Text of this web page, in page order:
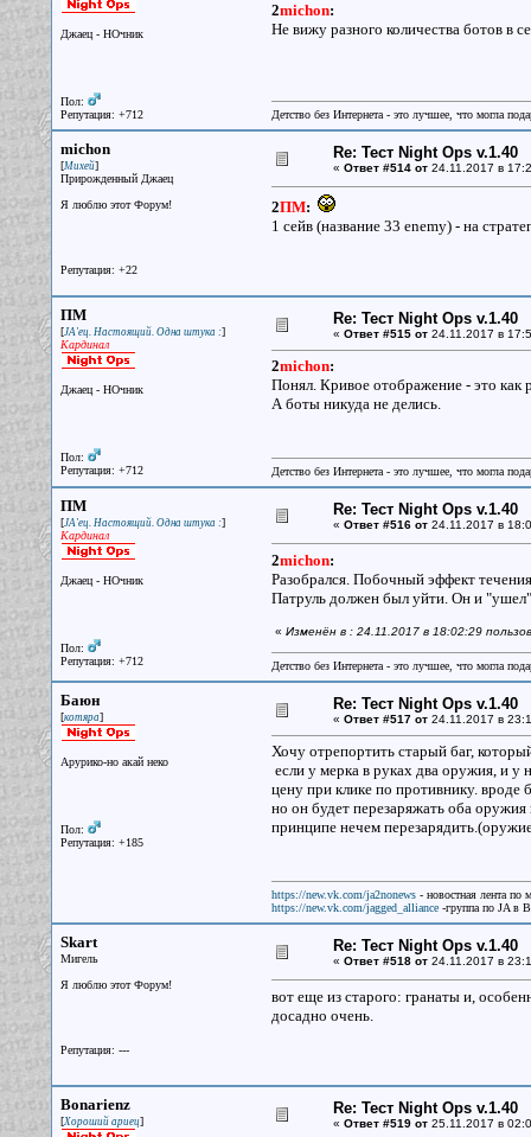
Джаец - НОчник
Пол:
Репутация: +712
2michon:
Не вижу разного количества ботов в
Детство без Интернета - это лучшее, что могла
michon
[Михей]
Прирожденный Джаец
Я люблю этот Форум!
Репутация: +22
Re: Тест Night Ops v.1.40
« Ответ #514 от24.11.2017 в
2ПМ:
1 сейв (название 33 enemy) - на
ПМ
[JA'ец. Настоящий. Одна штука :]
Кардинал
Джаец - НОчник
Пол:
Репутация: +712
Re: Тест Night Ops v.1.40
« Ответ #515 от24.11.2017 в
2michon:
Понял. Кривое отображение - это как
А боты никуда не делись.
Детство без Интернета - это лучшее, что могла
ПМ
[JA'ец. Настоящий. Одна штука :]
Кардинал
Джаец - НОчник
Пол:
Репутация: +712
Re: Тест Night Ops v.1.40
« Ответ #516 от24.11.2017 в
2michon:
Разобрался. Побочный эффект
Патруль должен был уйти. Он и "ушел"
« Изменён в : 24.11.2017 в 18:02:29
Детство без Интернета - это лучшее, что могла
Баюн
[котяра]
Арурико-но акай неко
Пол:
Репутация: +185
Re: Тест Night Ops v.1.40
« Ответ #517 от24.11.2017 в
Хочу отрепортить старый баг,
если у мерка в руках два оружия, и у
цену при клике по противнику. вроде
но он будет перезаряжать оба
принципе нечем
https://new.vk.com/ja2nonews- новостная лента по
https://new.vk.com/jagged_alliance-группа по JA в
Skart
Мигель
Я люблю этот Форум!
Репутация: ---
Re: Тест Night Ops v.1.40
« Ответ #518 от24.11.2017 в
вот еще из старого: гранаты и,
досадно очень.
Bonarienz
[Хороший ариец]
Re: Тест Night Ops v.1.40
« Ответ #519 от25.11.2017 в